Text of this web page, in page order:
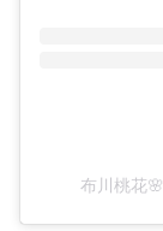
布川桃花